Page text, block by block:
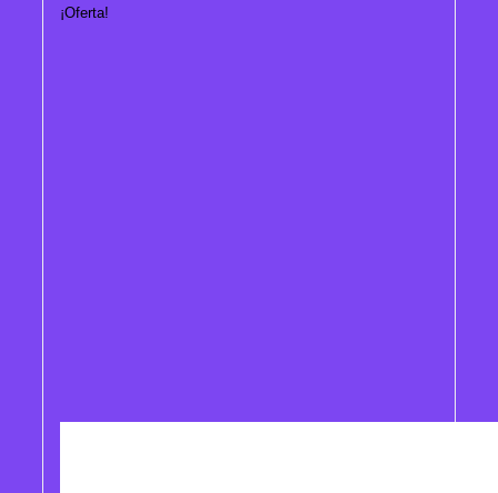
¡Oferta!